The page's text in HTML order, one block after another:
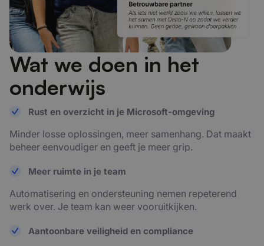
Wat we doen in het
onderwijs
Rust en overzicht in je Microsoft-omgeving
Minder losse oplossingen, meer samenhang. Dat maakt
beheer eenvoudiger en geeft je meer grip.
Meer ruimte in je team
Automatisering en ondersteuning nemen repeterend
werk over. Je team kan weer vooruitkijken.
Aantoonbare veiligheid en compliance